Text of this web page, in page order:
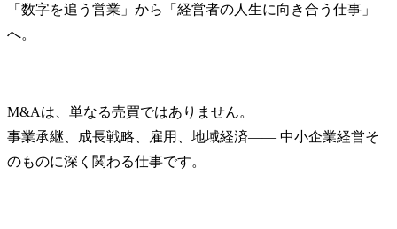
「数字を追う営業」から「経営者の人生に向き合う仕事」
へ。
M&Aは、単なる売買ではありません。
事業承継、成長戦略、雇用、地域経済―― 中小企業経営そ
のものに深く関わる仕事です。